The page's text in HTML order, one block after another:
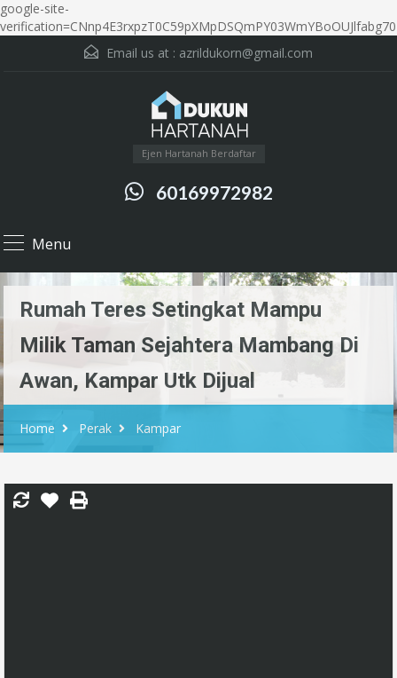
google-site-
verification=CNnp4E3rxpzT0C59pXMpDSQmPY03WmYBoOUJlfabg70
Email us at : azrildukorn@gmail.com
Ejen Hartanah Berdaftar
60169972982
Menu
Rumah Teres Setingkat Mampu
Milik Taman Sejahtera Mambang Di
Awan, Kampar Utk Dijual
Home Perak Kampar